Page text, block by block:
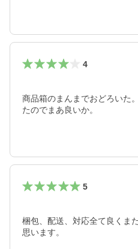
4
商品箱のまんまでおどろいた
たのでまあ良いか。
5
梱包、配送、対応全て良くま
思います。